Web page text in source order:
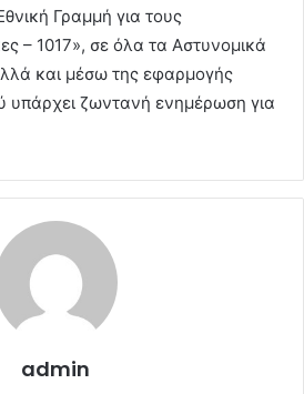
Γραμμή για τους
– 1017», σε όλα τα Αστυνομικά
και μέσω της εφαρμογής
υπάρχει ζωντανή ενημέρωση για
admin